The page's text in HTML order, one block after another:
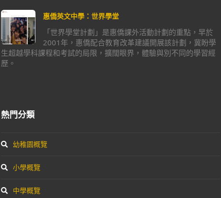
惠僑英文中學：世界學堂
「世界學堂計劃」是惠僑課外活動計劃的重點，早於
2001年，惠僑配合教育改革建議開展該計劃，冀盼學
生超越學科課程和考試的局限，擴闊眼界，體驗與別不同的學習經
歷。
熱門分類
幼稚園概覽
小學概覽
中學概覽